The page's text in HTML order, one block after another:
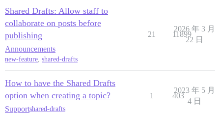
Shared Drafts: Allow staff to
collaborate on posts before
publishing
Announcements
new-feature shared-drafts
21 11899
2026 年 3 月
22 日
How to have the Shared Drafts
option when creating a topic?
Supportshared-drafts
1 403
2023 年 5 月
4 日